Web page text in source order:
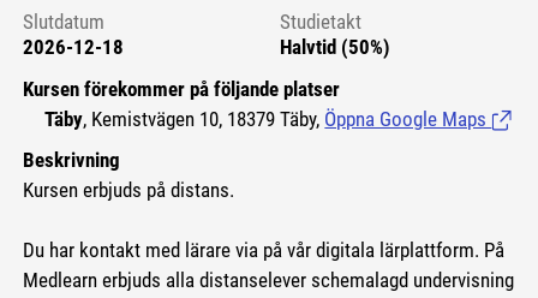
Slutdatum
2026-12-18
Studietakt
Halvtid (50%)
Kursen förekommer på följande platser
Täby, Kemistvägen 10, 18379 Täby, Öppna Google Maps
Beskrivning
Kursen erbjuds på distans.
Du har kontakt med lärare via på vår digitala lärplattform. På
Medlearn erbjuds alla distanselever schemalagd undervisning